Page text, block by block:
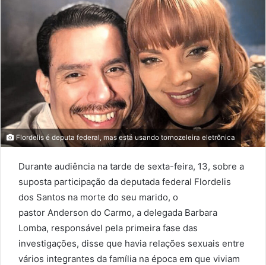
email
Flordelis é deputa federal, mas está usando tornozeleira eletrônica
Durante audiência na tarde de sexta-feira, 13, sobre a
suposta participação da deputada federal Flordelis
dos Santos na morte do seu marido, o
pastor Anderson do Carmo, a delegada Barbara
Lomba, responsável pela primeira fase das
investigações, disse que havia relações sexuais entre
vários integrantes da família na época em que viviam